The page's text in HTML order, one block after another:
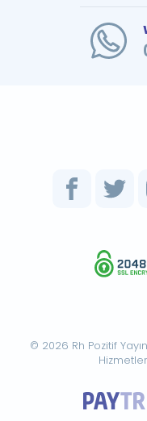
© 2026 Rh Pozitif